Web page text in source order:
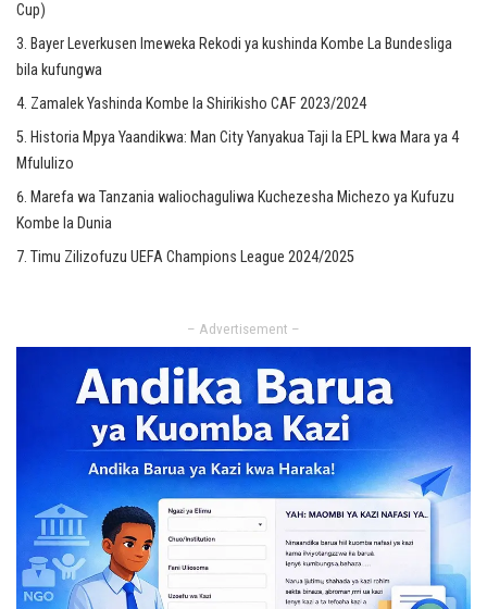
Cup)
Bayer Leverkusen Imeweka Rekodi ya kushinda Kombe La Bundesliga
bila kufungwa
Zamalek Yashinda Kombe la Shirikisho CAF 2023/2024
Historia Mpya Yaandikwa: Man City Yanyakua Taji la EPL kwa Mara ya 4
Mfululizo
Marefa wa Tanzania waliochaguliwa Kuchezesha Michezo ya Kufuzu
Kombe la Dunia
Timu Zilizofuzu UEFA Champions League 2024/2025
– Advertisement –